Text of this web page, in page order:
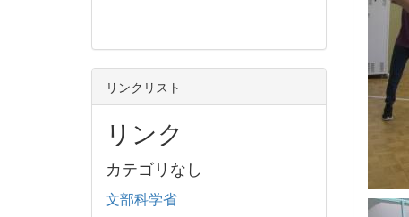
リンクリスト
リンク
カテゴリなし
文部科学省